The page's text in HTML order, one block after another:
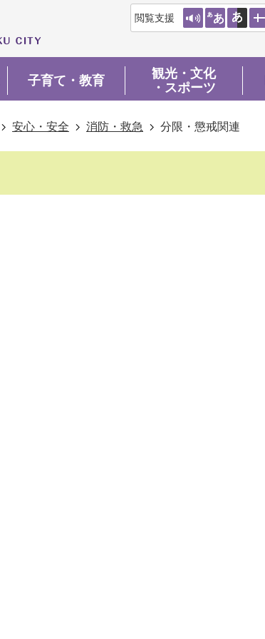
閲覧支援
子育て・教育
観光・文化
・スポーツ
安心・安全 消防・救急 分限・懲戒関連